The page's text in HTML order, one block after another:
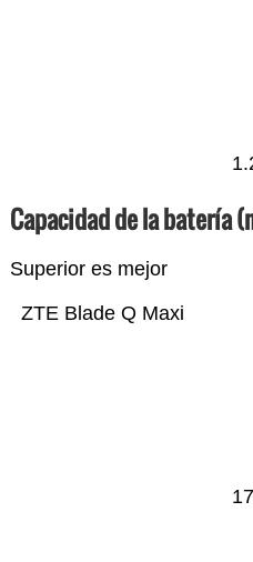
Capacidad de la batería
Superior es mejor
ZTE Blade Q Maxi